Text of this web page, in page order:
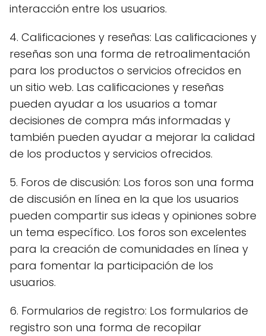
interacción entre los usuarios.
4. Calificaciones y reseñas: Las calificaciones y
reseñas son una forma de retroalimentación
para los productos o servicios ofrecidos en
un sitio web. Las calificaciones y reseñas
pueden ayudar a los usuarios a tomar
decisiones de compra más informadas y
también pueden ayudar a mejorar la calidad
de los productos y servicios ofrecidos.
5. Foros de discusión: Los foros son una forma
de discusión en línea en la que los usuarios
pueden compartir sus ideas y opiniones sobre
un tema específico. Los foros son excelentes
para la creación de comunidades en línea y
para fomentar la participación de los
usuarios.
6. Formularios de registro: Los formularios de
registro son una forma de recopilar